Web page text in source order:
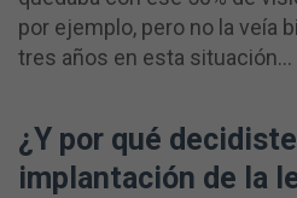
por ejemplo, pero no la veía
tres años en esta situación…
¿Y por qué
implantación de la